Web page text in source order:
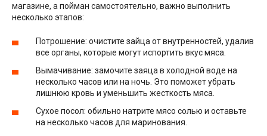
магазине, а пойман самостоятельно, важно выполнить
несколько этапов:
Потрошение: очистите зайца от внутренностей, удалив
все органы, которые могут испортить вкус мяса.
Вымачивание: замочите заяца в холодной воде на
несколько часов или на ночь. Это поможет убрать
лишнюю кровь и уменьшить жесткость мяса.
Сухое посол: обильно натрите мясо солью и оставьте
на несколько часов для маринования.